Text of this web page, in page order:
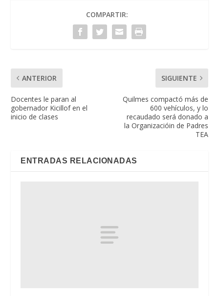
COMPARTIR:
ANTERIOR
Docentes le paran al
gobernador Kicillof en el
inicio de clases
SIGUIENTE
Quilmes compactó más de
600 vehículos, y lo
recaudado será donado a
la Organizacióin de Padres
TEA
ENTRADAS RELACIONADAS